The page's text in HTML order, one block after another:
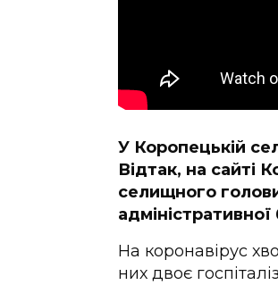
У Коропецькій
Відтак, на сайті
селищного
На коронавірус
них двоє